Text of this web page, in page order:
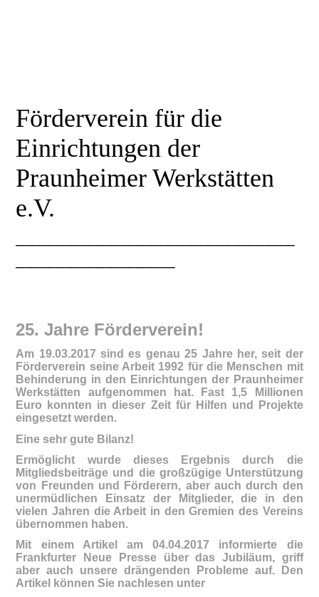
Förderverein für die
Einrichtungen der
Praunheimer Werkstätten
e.V.
25. Jahre Förderverein!
Am 19.03.2017 sind es genau 25 Jahre her, seit der
Förderverein seine Arbeit 1992 für die Menschen mit
Behinderung in den Einrichtungen der Praunheimer
Werkstätten aufgenommen hat. Fast 1,5 Millionen
Euro konnten in dieser Zeit für Hilfen und Projekte
eingesetzt werden.
Eine sehr gute Bilanz!
Ermöglicht wurde dieses Ergebnis durch die
Mitgliedsbeiträge und die großzügige Unterstützung
von Freunden und Förderern, aber auch durch den
unermüdlichen Einsatz der Mitglieder, die in den
vielen Jahren die Arbeit in den Gremien des Vereins
übernommen haben.
Mit einem Artikel am 04.04.2017 informierte die
Frankfurter Neue Presse über das Jubiläum, griff
aber auch unsere drängenden Probleme auf. Den
Artikel können Sie nachlesen unter